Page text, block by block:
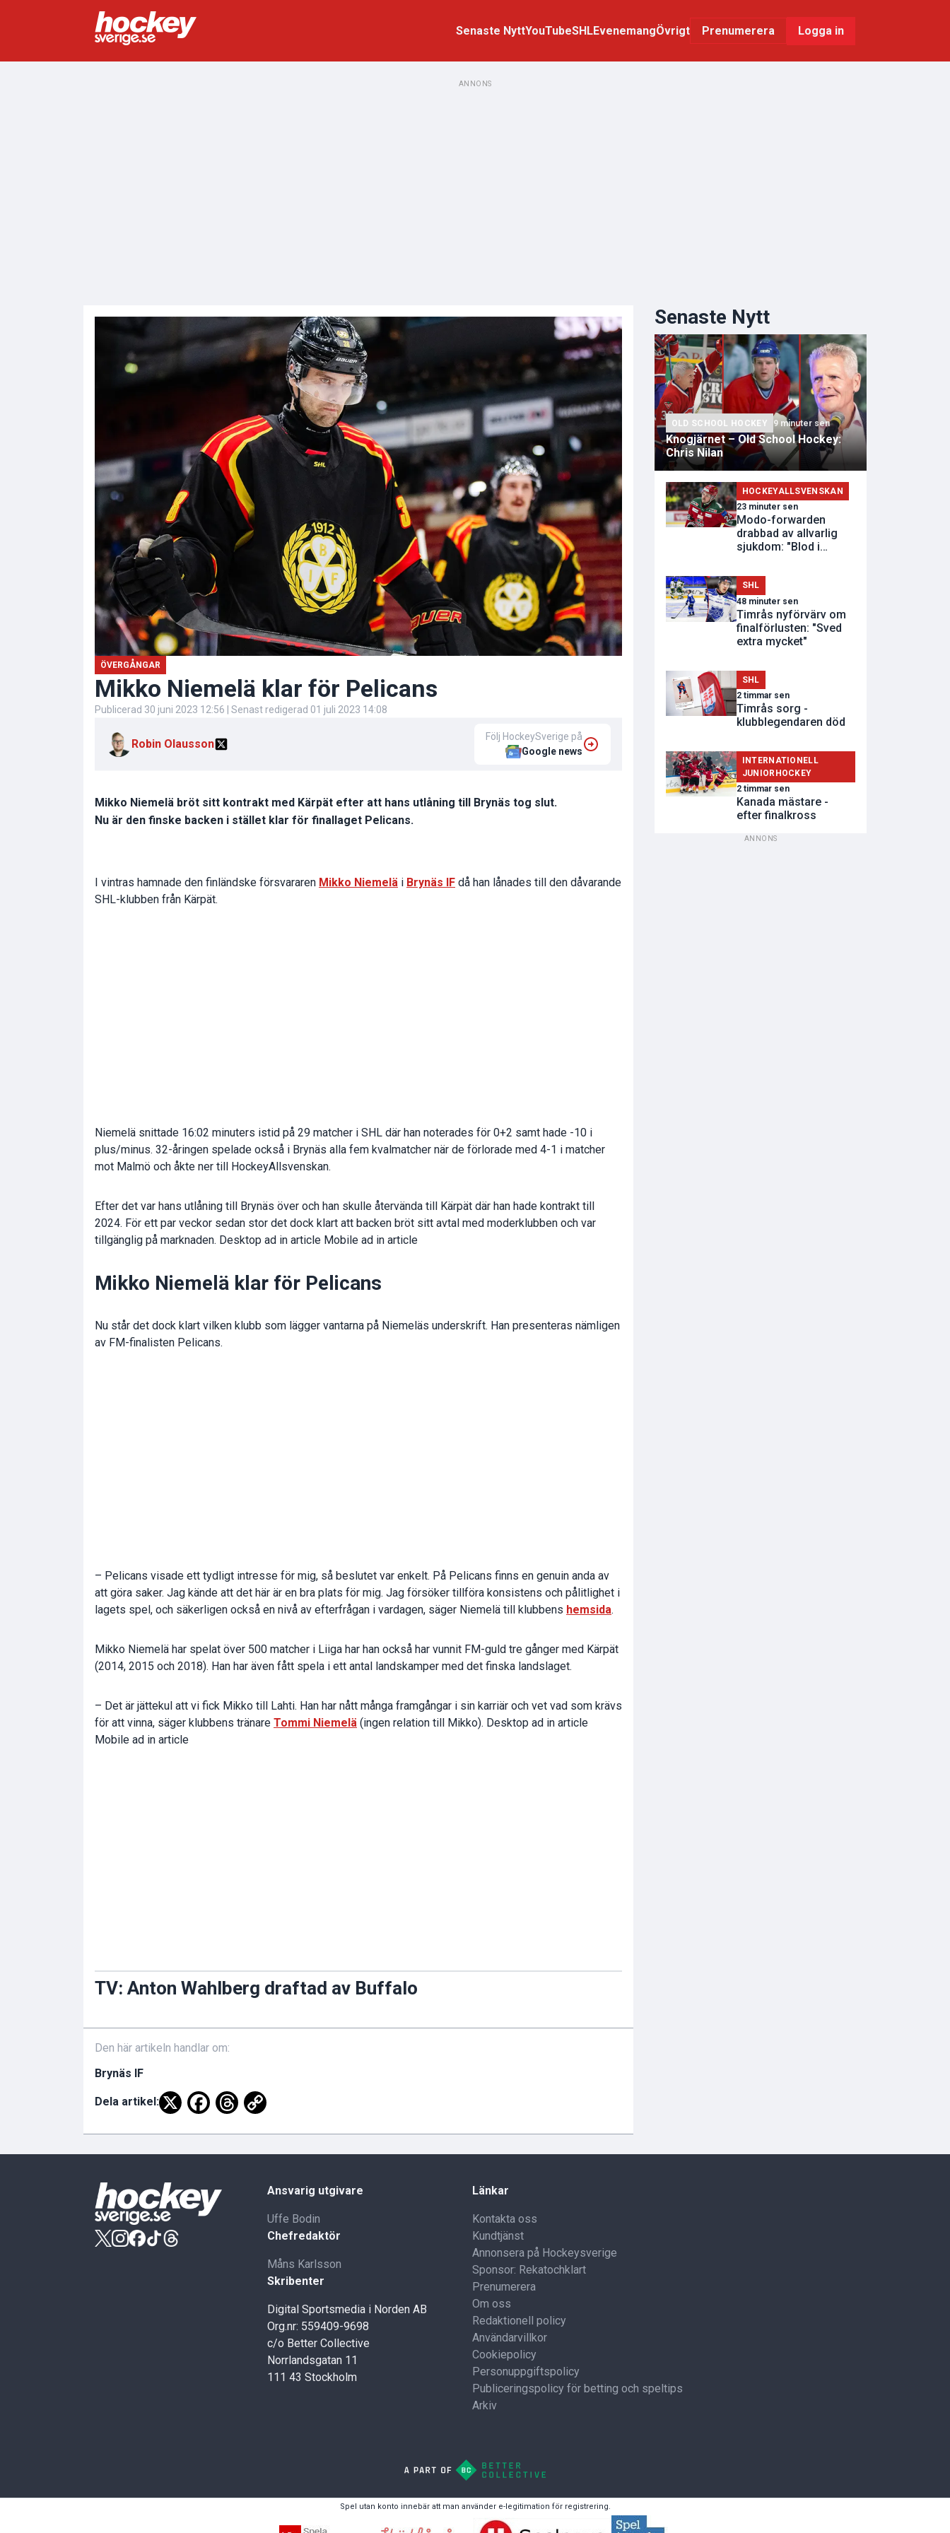
Senaste NyttYouTubeSHLEvenemangÖvrigt Prenumerera Logga in
ANNONS
ÖVERGÅNGAR
Mikko Niemelä klar för Pelicans
Publicerad 30 juni 2023 12:56 | Senast redigerad 01 juli 2023 14:08
Robin Olausson
Följ HockeySverige på
Google news
Mikko Niemelä bröt sitt kontrakt med Kärpät efter att hans utlåning till Brynäs tog slut.
Nu är den finske backen i stället klar för finallaget Pelicans.
I vintras hamnade den finländske försvararen Mikko Niemelä i Brynäs IF då han lånades till den dåvarande
SHL-klubben från Kärpät.
Niemelä snittade 16:02 minuters istid på 29 matcher i SHL där han noterades för 0+2 samt hade -10 i
plus/minus. 32-åringen spelade också i Brynäs alla fem kvalmatcher när de förlorade med 4-1 i matcher
mot Malmö och åkte ner till HockeyAllsvenskan.
Efter det var hans utlåning till Brynäs över och han skulle återvända till Kärpät där han hade kontrakt till
2024. För ett par veckor sedan stor det dock klart att backen bröt sitt avtal med moderklubben och var
tillgänglig på marknaden. Desktop ad in article Mobile ad in article
Mikko Niemelä klar för Pelicans
Nu står det dock klart vilken klubb som lägger vantarna på Niemeläs underskrift. Han presenteras nämligen
av FM-finalisten Pelicans.
– Pelicans visade ett tydligt intresse för mig, så beslutet var enkelt. På Pelicans finns en genuin anda av
att göra saker. Jag kände att det här är en bra plats för mig. Jag försöker tillföra konsistens och pålitlighet i
lagets spel, och säkerligen också en nivå av efterfrågan i vardagen, säger Niemelä till klubbens hemsida.
Mikko Niemelä har spelat över 500 matcher i Liiga har han också har vunnit FM-guld tre gånger med Kärpät
(2014, 2015 och 2018). Han har även fått spela i ett antal landskamper med det finska landslaget.
– Det är jättekul att vi fick Mikko till Lahti. Han har nått många framgångar i sin karriär och vet vad som krävs
för att vinna, säger klubbens tränare Tommi Niemelä (ingen relation till Mikko). Desktop ad in article
Mobile ad in article
TV: Anton Wahlberg draftad av Buffalo
Den här artikeln handlar om:
Brynäs IF
Dela artikel:
Senaste Nytt
OLD SCHOOL HOCKEY 9 minuter sen
Knogjärnet – Old School Hockey:
Chris Nilan
HOCKEYALLSVENSKAN
23 minuter sen
Modo-forwarden
drabbad av allvarlig
sjukdom: "Blod i
SHL
48 minuter sen
Timrås nyförvärv om
finalförlusten: "Sved
extra mycket"
SHL
2 timmar sen
Timrås sorg -
klubblegendaren död
INTERNATIONELL
JUNIORHOCKEY
2 timmar sen
Kanada mästare -
efter finalkross
ANNONS
Ansvarig utgivare
Uffe Bodin
Chefredaktör
Måns Karlsson
Skribenter
Digital Sportsmedia i Norden AB
Org.nr: 559409-9698
c/o Better Collective
Norrlandsgatan 11
111 43 Stockholm
Länkar
Kontakta oss
Kundtjänst
Annonsera på Hockeysverige
Sponsor: Rekatochklart
Prenumerera
Om oss
Redaktionell policy
Användarvillkor
Cookiepolicy
Personuppgiftspolicy
Publiceringspolicy för betting och speltips
Arkiv
Spel utan konto innebär att man använder e-legitimation för registrering.